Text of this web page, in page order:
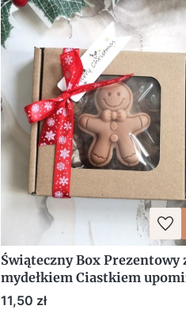
Świąteczny Box Prezentowy
mydełkiem Ciastkiem
podziękowanie Piernikowy
Ludzik
Cena
11,50 zł